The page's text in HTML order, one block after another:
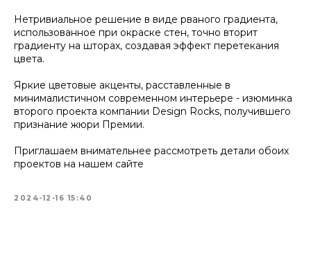
Нетривиальное решение в виде рваного градиента,
использованное при окраске стен, точно вторит
градиенту на шторах, создавая эффект перетекания
цвета.
Яркие цветовые акценты, расставленные в
минималистичном современном интерьере - изюминка
второго проекта компании Design Rocks, получившего
признание жюри Премии.
Приглашаем внимательнее рассмотреть детали обоих
проектов на нашем сайте
2024-12-16 15:40